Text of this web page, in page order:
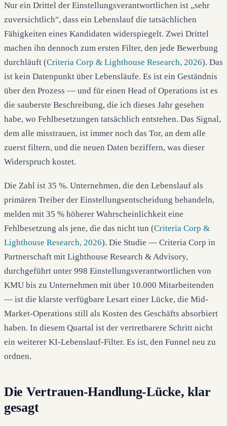
Nur ein Drittel der Einstellungsverantwortlichen ist „sehr
zuversichtlich", dass ein Lebenslauf die tatsächlichen
Fähigkeiten eines Kandidaten widerspiegelt. Zwei Drittel
machen ihn dennoch zum ersten Filter, den jede Bewerbung
durchläuft (Criteria Corp & Lighthouse Research, 2026). Das
ist kein Datenpunkt über Lebensläufe. Es ist ein Geständnis
über den Prozess — und für einen Head of Operations ist es
die sauberste Beschreibung, die ich dieses Jahr gesehen
habe, wo Fehlbesetzungen tatsächlich entstehen. Das Signal,
dem alle misstrauen, ist immer noch das Tor, an dem alle
zuerst filtern, und die neuen Daten beziffern, was dieser
Widerspruch kostet.
Die Zahl ist 35 %. Unternehmen, die den Lebenslauf als
primären Treiber der Einstellungsentscheidung behandeln,
melden mit 35 % höherer Wahrscheinlichkeit eine
Fehlbesetzung als jene, die das nicht tun (Criteria Corp &
Lighthouse Research, 2026). Die Studie — Criteria Corp in
Partnerschaft mit Lighthouse Research & Advisory,
durchgeführt unter 998 Einstellungsverantwortlichen von
KMU bis zu Unternehmen mit über 10.000 Mitarbeitenden
— ist die klarste verfügbare Lesart einer Lücke, die Mid-
Market-Operations still als Kosten des Geschäfts absorbiert
haben. In diesem Quartal ist der vertretbarere Schritt nicht
ein weiterer KI-Lebenslauf-Filter. Es ist, den Funnel neu zu
ordnen.
Die Vertrauen-Handlung-Lücke, klar
gesagt